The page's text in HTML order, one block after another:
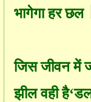
भागेगा हर छल
जिस जीवन में
झील वही